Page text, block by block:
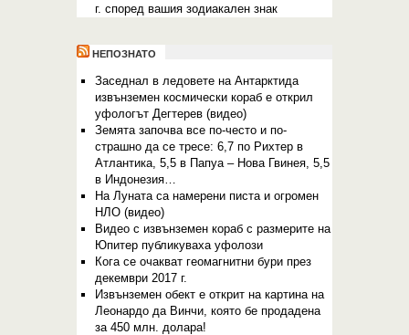
г. според вашия зодиакален знак
НЕПОЗНАТО
Заседнал в ледовете на Антарктида
извънземен космически кораб е открил
уфологът Дегтерев (видео)
Земята започва все по-често и по-
страшно да се тресе: 6,7 по Рихтер в
Атлантика, 5,5 в Папуа – Нова Гвинея, 5,5
в Индонезия…
На Луната са намерени писта и огромен
НЛО (видео)
Видео с извънземен кораб с размерите на
Юпитер публикуваха уфолози
Кога се очакват геомагнитни бури през
декември 2017 г.
Извънземен обект е открит на картина на
Леонардо да Винчи, която бе продадена
за 450 млн. долара!